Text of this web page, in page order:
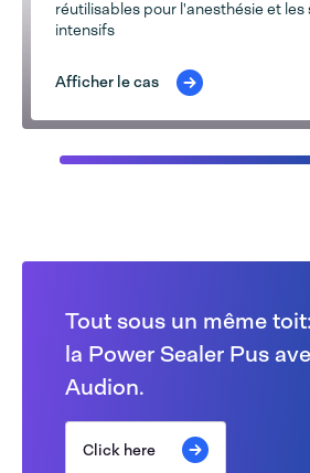
réutilisables pour l'anesthésie et les
intensifs
Afficher le cas
Tout sous un même
la Power Sealer Pus
Audion.
Click here